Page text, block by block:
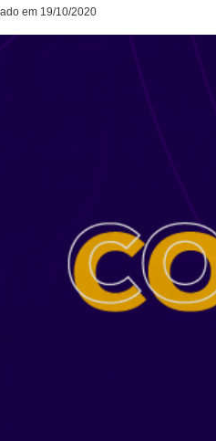
em 19/10/2020